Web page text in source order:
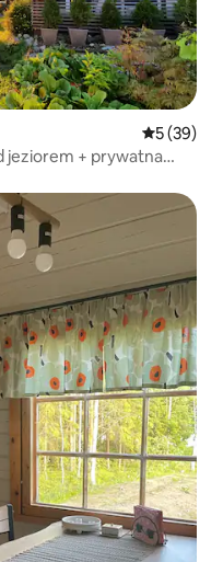
Średnia
5 (39)
jeziorem + prywatna
gości